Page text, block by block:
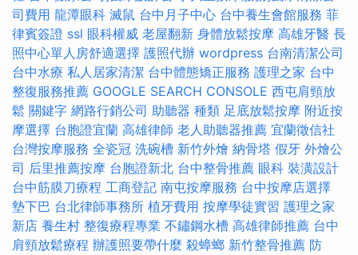
司費用 龍潭眼科 滅鼠 台中月子中心 台中養生會館服務 菲
律賓簽證 ssl 眼科權威 老屋翻新 身體放鬆按摩 高雄牙醫 長
照中心單人房舒適選擇 護照代辦 wordpress 台南清潔公司
台中水療 私人居家清潔 台中體態矯正服務 護理之家 台中
整復服務推薦 GOOGLE SEARCH CONSOLE 西屯肩頸放
鬆 關鍵字 網路行銷公司 助聽器 種類 足底放鬆按摩 附近按
摩選擇 台胞證宜蘭 高雄律師 老人助聽器推薦 宜蘭徵信社
台灣按摩服務 全瓷冠 洗碗槽 新竹外燴 納骨塔 假牙 外燴公
司 后里推薦按摩 台胞證新北 台中整骨推薦 眼科 裝潢設計
台中筋膜刀療程 工商登記 南屯按摩服務 台中按摩店選擇
墊下巴 台北律師事務所 植牙費用 按摩學徒實習 護理之家
新店 養生村 整復療程專業 不鏽鋼水槽 高雄律師推薦 台中
肩頸放鬆療程 辦護照要帶什麼 殺蟑螂 新竹整骨推薦 防